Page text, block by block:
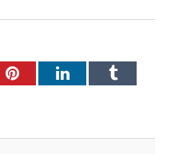
PinterestLinkedInTumblr